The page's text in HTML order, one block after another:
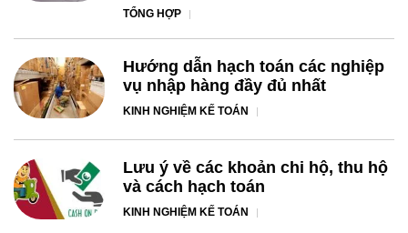
TỔNG HỢP
Hướng dẫn hạch toán các nghiệp
vụ nhập hàng đầy đủ nhất
KINH NGHIỆM KẾ TOÁN
Lưu ý về các khoản chi hộ, thu hộ
và cách hạch toán
KINH NGHIỆM KẾ TOÁN